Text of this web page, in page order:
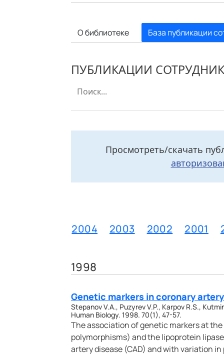
О библиотеке База публикации
ПУБЛИКАЦИИ
Просмотреть/скачать
2004 2003 2002 2001
1998
Genetic markers in coronary
Stepanov V.A., Puzyrev V.P., Karpov R.S.,
Human Biology. 1998. 70(1), 47-57.
The association of genetic markers at the
polymorphisms) and the lipoprotein
artery disease (CAD) and with variation